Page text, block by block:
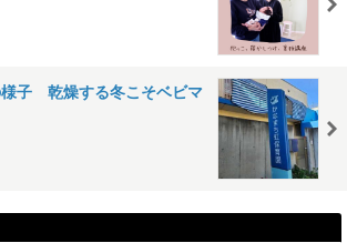
子 乾燥する冬こそベビマ